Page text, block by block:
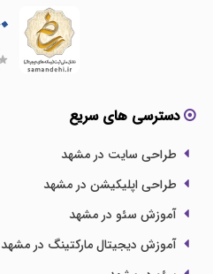
دسترسی های سریع
طراحی سایت در مشهد
طراحی اپلیکیشن در مشهد
آموزش سئو در مشهد
آموزش دیجیتال مارکتینگ در مشهد